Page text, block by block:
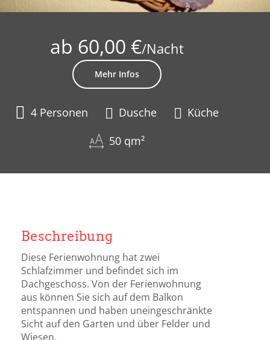
ab 60,00 €/Nacht
Mehr Infos
4 Personen Dusche
Küche
50 qm²
Beschreibung
Diese Ferienwohnung hat zwei
Schlafzimmer und befindet sich im
Dachgeschoss. Von der Ferienwohnung
aus können Sie sich auf dem Balkon
entspannen und haben uneingeschränkte
Sicht auf den Garten und über Felder und